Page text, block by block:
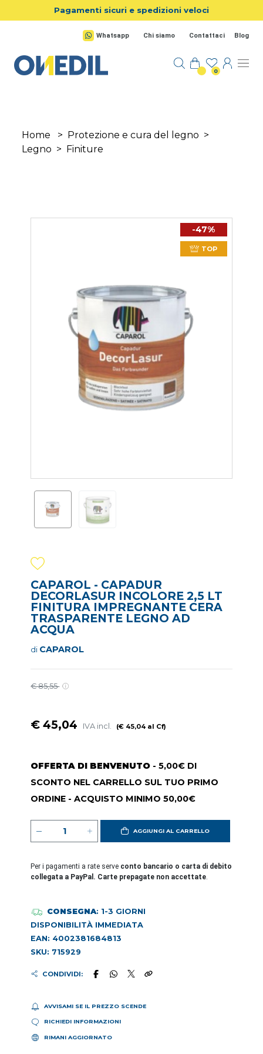
Salta al contenuto principale
Pagamenti sicuri e spedizioni veloci
Whatsapp Chi siamo Contattaci Blog
0
Home > Protezione e cura del legno >
Legno > Finiture
-47%
TOP
CAPAROL - CAPADUR
DECORLASUR INCOLORE 2,5 LT
FINITURA IMPREGNANTE CERA
TRASPARENTE LEGNO AD
ACQUA
di CAPAROL
€ 85,55
€ 45,04 IVA incl. (€ 45,04 al Cf)
OFFERTA DI BENVENUTO - 5,00€ DI
SCONTO NEL CARRELLO SUL TUO PRIMO
ORDINE - ACQUISTO MINIMO 50,00€
AGGIUNGI AL CARRELLO
Per i pagamenti a rate serve conto bancario o carta di debito
collegata a PayPal. Carte prepagate non accettate
CONSEGNA: 1-3 GIORNI
DISPONIBILITÀ IMMEDIATA
EAN: 4002381684813
SKU: 715929
CONDIVIDI:
AVVISAMI SE IL PREZZO SCENDE
RICHIEDI INFORMAZIONI
RIMANI AGGIORNATO